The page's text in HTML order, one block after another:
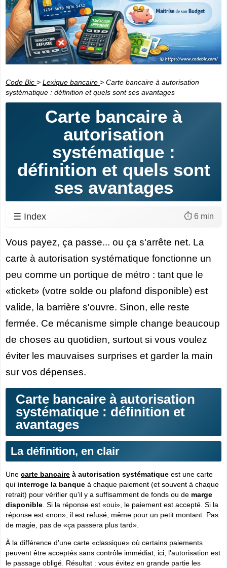
Code Bic > Lexique bancaire > Carte bancaire à autorisation
systématique : définition et quels sont ses avantages
Carte bancaire à
autorisation
systématique :
définition et quels sont
ses avantages
☰ Index ⏱️ 6 min
Vous payez, ça passe... ou ça s'arrête net. La
carte à autorisation systématique fonctionne un
peu comme un portique de métro : tant que le
«ticket» (votre solde ou plafond disponible) est
valide, la barrière s'ouvre. Sinon, elle reste
fermée. Ce mécanisme simple change beaucoup
de choses au quotidien, surtout si vous voulez
éviter les mauvaises surprises et garder la main
sur vos dépenses.
Carte bancaire à autorisation
systématique : définition et
avantages
La définition, en clair
Une carte bancaire à autorisation systématique est une carte
qui interroge la banque à chaque paiement (et souvent à chaque
retrait) pour vérifier qu'il y a suffisamment de fonds ou de marge
disponible . Si la réponse est «oui», le paiement est accepté. Si la
réponse est «non», il est refusé, même pour un petit montant. Pas
de magie, pas de «ça passera plus tard».
À la différence d'une carte «classique» où certains paiements
peuvent être acceptés sans contrôle immédiat , ici, l'autorisation est
le passage obligé. Résultat : vous évitez en grande partie les